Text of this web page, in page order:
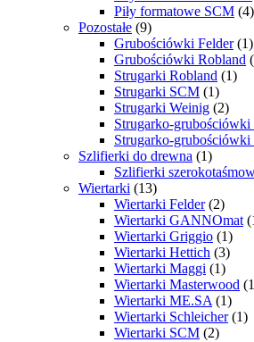
Piły formatowe SCM (4)
Pozostałe (9)
Grubościówki Felder (1)
Grubościówki Robland
Strugarki Robland (1)
Strugarki SCM (1)
Strugarki Weinig (2)
Strugarko-grubościówki
Strugarko-grubościówki
Szlifierki do drewna (1)
Szlifierki
Wiertarki (13)
Wiertarki Felder (2)
Wiertarki GANNOmat
Wiertarki Griggio (1)
Wiertarki Hettich (3)
Wiertarki Maggi (1)
Wiertarki Masterwood
Wiertarki ME.SA (1)
Wiertarki Schleicher (1)
Wiertarki SCM (2)